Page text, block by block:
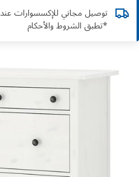
*تطبق الشروط والأحكام